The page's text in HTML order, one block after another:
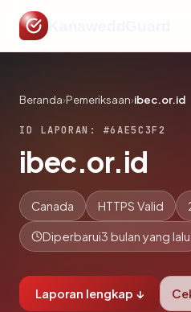
Beranda›Pemeriksaan›ibec.or.id
ID LAPORAN: #6AE5C3F2
ibec.or.id
Canada HTTPS Valid
Diperbarui3 bulan yang lalu
Laporan lengkap ↓